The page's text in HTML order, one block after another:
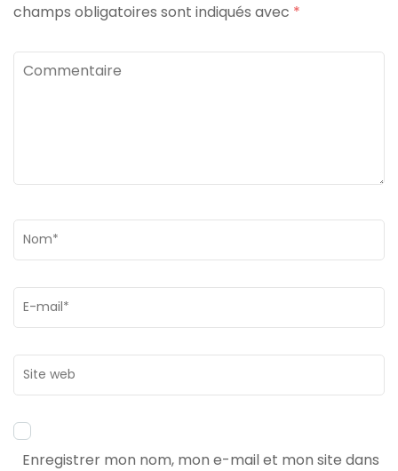
champs obligatoires sont indiqués avec *
Commentaire
Nom*
Email*
Site
web
Enregistrer mon nom, mon e-mail et mon site dans